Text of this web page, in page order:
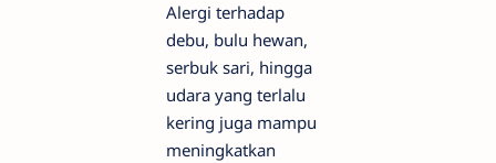
Alergi terhadap
debu, bulu hewan,
serbuk sari, hingga
udara yang terlalu
kering juga mampu
meningkatkan